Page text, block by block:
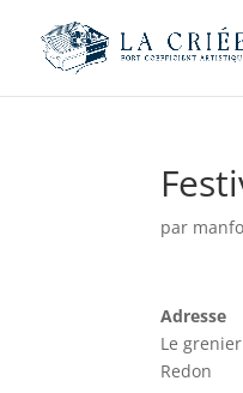
par
Adresse
Le
Redon